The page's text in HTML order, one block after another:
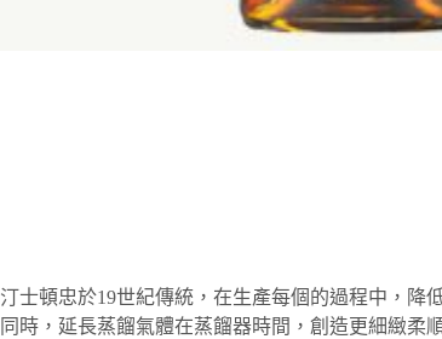
汀士頓忠於19世紀傳統，在生產每個的過程中，降
同時，延長蒸餾氣體在蒸餾器時間，創造更細緻柔